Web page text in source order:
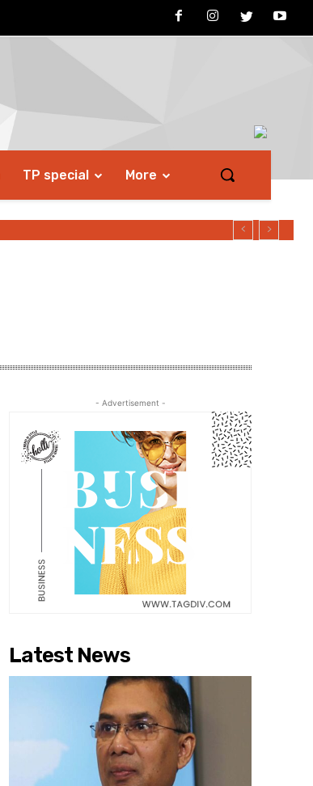
TP special More
- Advertisement -
Latest News